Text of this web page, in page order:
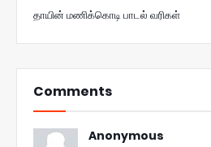
தாயின் மணிக்கொடி பாடல் வரிகள்
Comments
Anonymous